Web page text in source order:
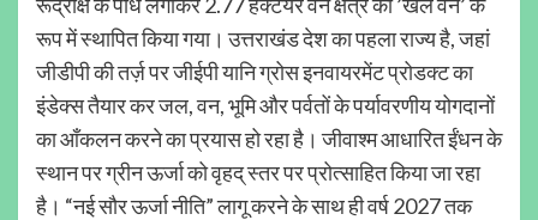
रूप में स्थापित किया गया। उत्तराखंड देश का पहला राज्य है, जहां
जीडीपी की तर्ज़ पर जीईपी यानि ग्रोस इनवायरमेंट प्रोडक्ट का
इंडेक्स तैयार कर जल, वन, भूमि और पर्वतों के पर्यावरणीय योगदानों
का आँकलन करने का प्रयास हो रहा है। जीवाश्म आधारित ईंधन के
स्थान पर ग्रीन ऊर्जा को वृहद् स्तर पर प्रोत्साहित किया जा रहा
है। “नई सौर ऊर्जा नीति” लागू करने के साथ ही वर्ष 2027 तक